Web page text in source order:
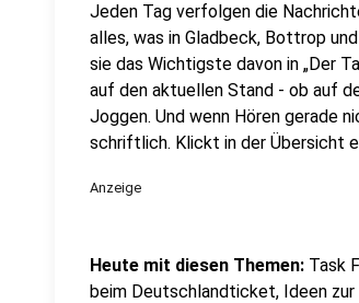
Jeden Tag verfolgen die
alles, was in Gladbeck, Bottrop
sie das Wichtigste davon in „Der
auf den aktuellen Stand - ob auf
Joggen. Und wenn Hören gerade
schriftlich. Klickt in der Übersicht
Anzeige
Heute mit diesen Themen: Task
beim Deutschlandticket, Ideen